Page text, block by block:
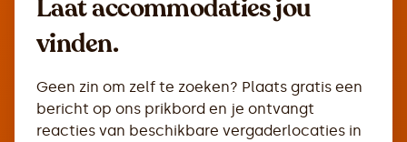
Laat accommodaties jou
vinden.
Geen zin om zelf te zoeken? Plaats gratis een
bericht op ons prikbord en je ontvangt
reacties van beschikbare vergaderlocaties in